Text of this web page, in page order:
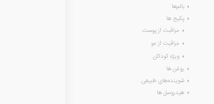
بالم‌ها
پکیج ها
مراقبت از پوست
مراقبت از مو
ویژه کودکان
روغن ها
شوینده‌های طبیعی
هیدروسل ها